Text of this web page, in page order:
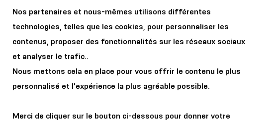
Nos partenaires et nous-mêmes utilisons différentes
technologies, telles que les cookies, pour personnaliser les
contenus, proposer des fonctionnalités sur les réseaux sociaux
et analyser le trafic..
Nous mettons cela en place pour vous offrir le contenu le plus
personnalisé et l'expérience la plus agréable possible.
Merci de cliquer sur le bouton ci-dessous pour donner votre